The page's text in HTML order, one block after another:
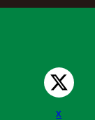
X